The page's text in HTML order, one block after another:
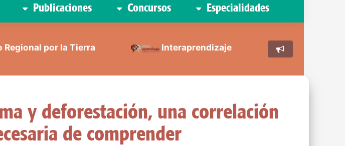
Publicaciones Concursos Especialidades
Regional por la Tierra Interaprendizaje
y deforestación, una correlación
de comprender